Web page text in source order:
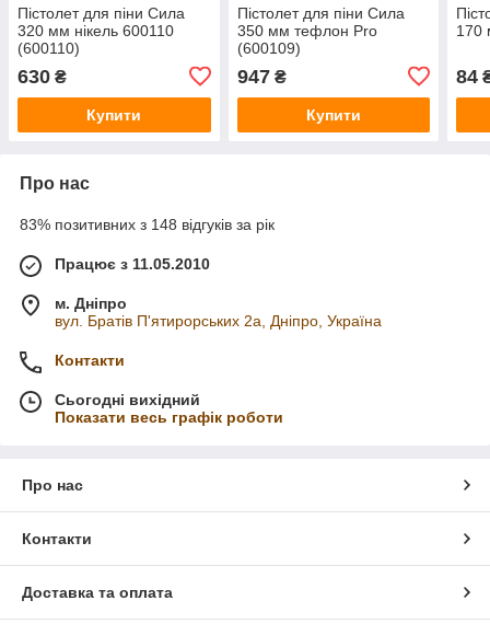
Пістолет для піни Сила
320 мм нікель 600110
(600110)
630 ₴
Купити
Пістолет для піни Сила
350 мм тефлон Pro
(600109)
947₴
Купити
170
84
Про нас
83% позитивних з 148 відгуків за рік
Працює з 11.05.2010
м. Дніпро
вул. Братів П'ятирорських 2а, Дніпро, Україна
Контакти
Сьогодні вихідний
Показати весь графік роботи
Про нас
Контакти
Доставка та оплата